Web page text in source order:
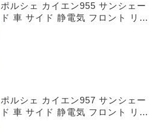
ポルシェ カイエン955 サンシェー
ド 車 サイド 静電気 フロント リア
ポルシェ カイエン957 サンシェー
ド 車 サイド 静電気 フロント リア